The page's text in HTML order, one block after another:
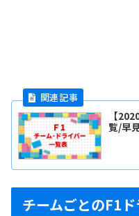
【
覧/早
チームごとのF1